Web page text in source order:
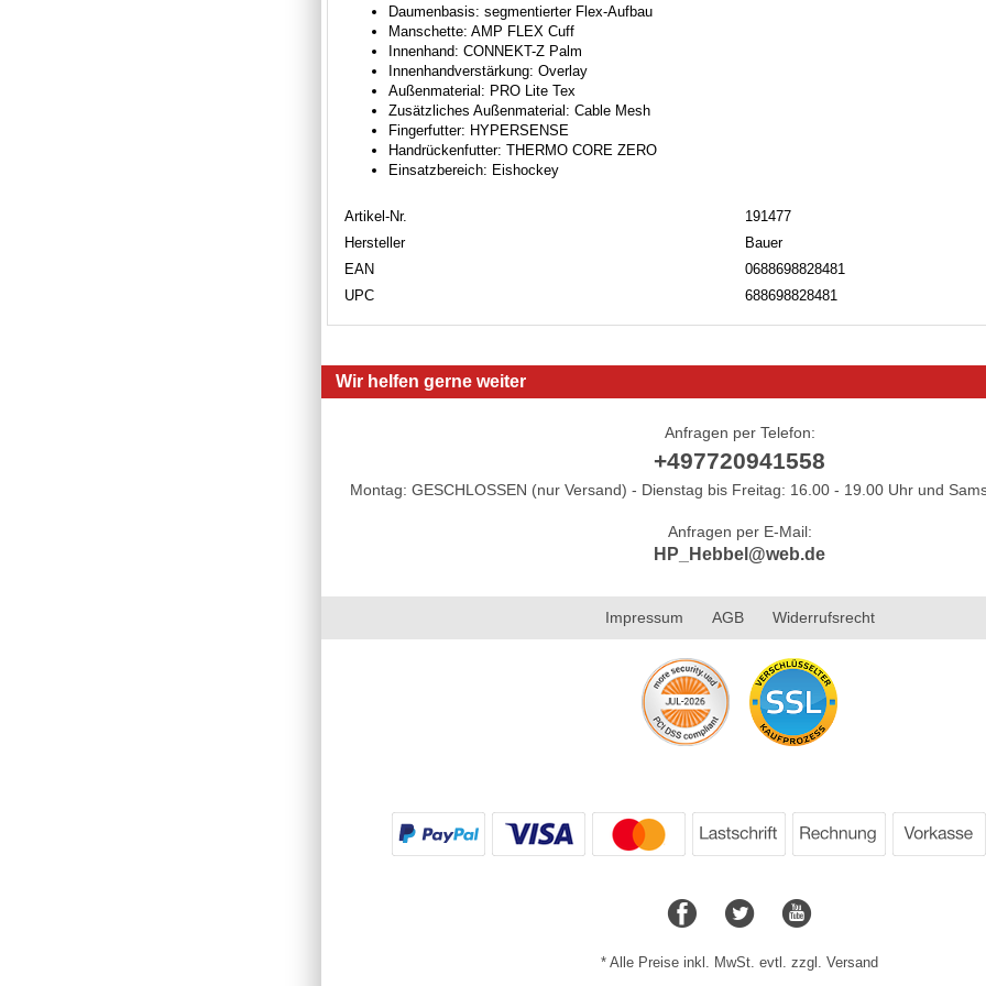
Daumenbasis: segmentierter Flex-Aufbau
Manschette: AMP FLEX Cuff
Innenhand: CONNEKT-Z Palm
Innenhandverstärkung: Overlay
Außenmaterial: PRO Lite Tex
Zusätzliches Außenmaterial: Cable Mesh
Fingerfutter: HYPERSENSE
Handrückenfutter: THERMO CORE ZERO
Einsatzbereich: Eishockey
Artikel-Nr.
191477
Hersteller
Bauer
EAN
0688698828481
UPC
688698828481
Wir helfen gerne weiter
Anfragen per Telefon:
+497720941558
Montag: GESCHLOSSEN (nur Versand) - Dienstag bis Freitag: 16.00 - 19.00 Uhr und
Anfragen per E-Mail:
HP_Hebbel@web.de
Impressum AGB Widerrufsrecht
* Alle Preise inkl. MwSt. evtl. zzgl. Versand